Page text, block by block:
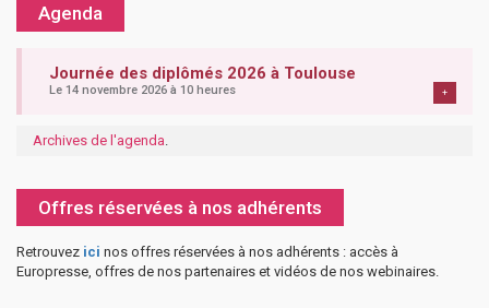
Agenda
Journée des diplômés 2026 à Toulouse
Le 14 novembre 2026 à 10 heures +
Archives de l'agenda
Offres réservées à nos adhérents
Retrouvez ici nos offres réservées à nos adhérents : accès à
Europresse, offres de nos partenaires et vidéos de nos webinaires.